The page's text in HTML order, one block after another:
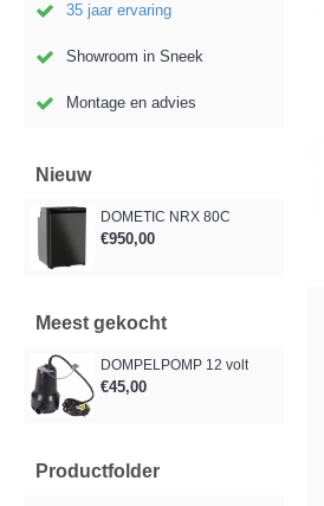
35 jaar ervaring
Showroom in Sneek
Montage en advies
Nieuw
DOMETIC NRX 80C
€950,00
Meest gekocht
DOMPELPOMP 12 volt
€45,00
Productfolder